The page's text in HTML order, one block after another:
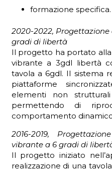
formazione specifica.
2020-2022,
gradi di libertà
Il progetto ha portato
vibrante a 3gdl libertà
tavola a 6gdl. Il sistema
piattaforme
elementi non
permettendo di
comportamento
2016-2019,
vibrante a 6 gradi di
Il progetto iniziato
realizzazione di una